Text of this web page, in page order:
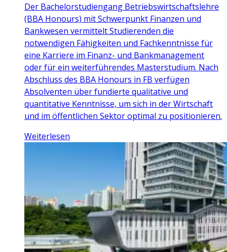
Der Bachelorstudiengang Betriebswirtschaftslehre
(BBA Honours) mit Schwerpunkt Finanzen und
Bankwesen vermittelt Studierenden die
notwendigen Fähigkeiten und Fachkenntnisse für
eine Karriere im Finanz- und Bankmanagement
oder für ein weiterführendes Masterstudium. Nach
Abschluss des BBA Honours in FB verfügen
Absolventen über fundierte qualitative und
quantitative Kenntnisse, um sich in der Wirtschaft
und im öffentlichen Sektor optimal zu positionieren.
Weiterlesen